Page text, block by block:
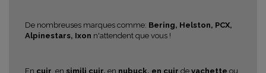
De nombreuses marques comme: Bering, Helston, PCX,
Alpinestars, Ixon n'attendent que vous !
En cuir , en simili cuir, en nubuck, en cuir de vachette ou